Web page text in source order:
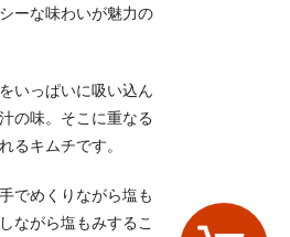
ーな味わいが魅力の
いっぱいに吸い込ん
の味。そこに重なる
るキムチです。
でめくりながら塩も
ながら塩もみするこ